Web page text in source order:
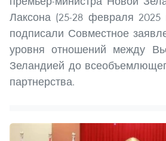
Лаксона (25-28 февраля 2025
подписали Совместное
уровня отношений между
Зеландией до
партнерства.